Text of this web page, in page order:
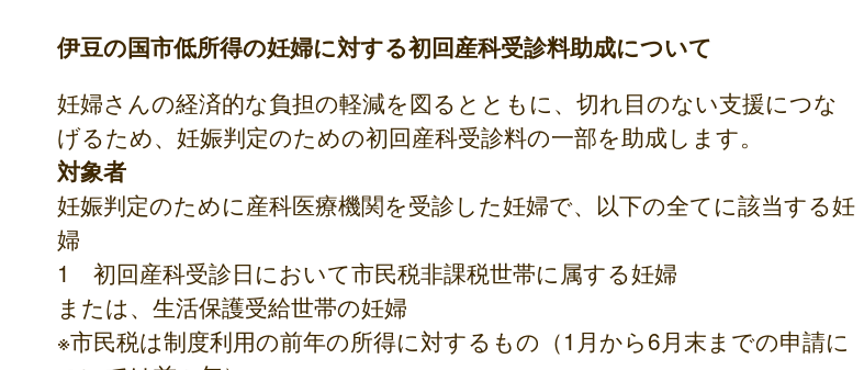
伊豆の国市低所得の妊婦に対する初回産科受診料助成について
妊婦さんの経済的な負担の軽減を図るとともに、切れ目のない支援につな
げるため、妊娠判定のための初回産科受診料の一部を助成します。
対象者
妊娠判定のために産科医療機関を受診した妊婦で、以下の全てに該当する妊
婦
1 初回産科受診日において市民税非課税世帯に属する妊婦
または、生活保護受給世帯の妊婦
※市民税は制度利用の前年の所得に対するもの（1月から6月末までの申請に